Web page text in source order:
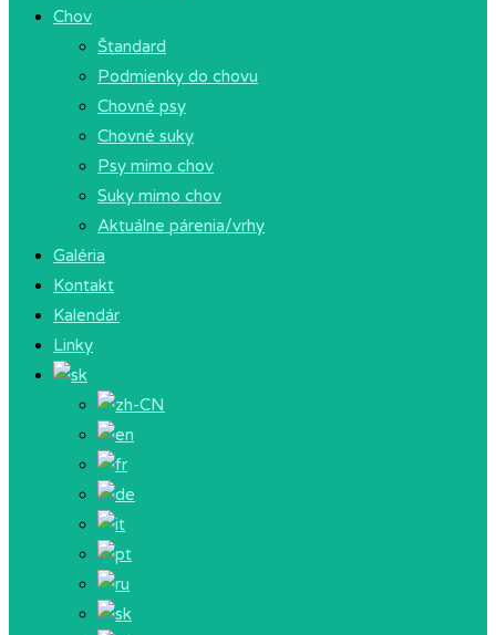
Chov
Štandard
Podmienky do chovu
Chovné psy
Chovné suky
Psy mimo chov
Suky mimo chov
Aktuálne párenia/vrhy
Galéria
Kontakt
Kalendár
Linky